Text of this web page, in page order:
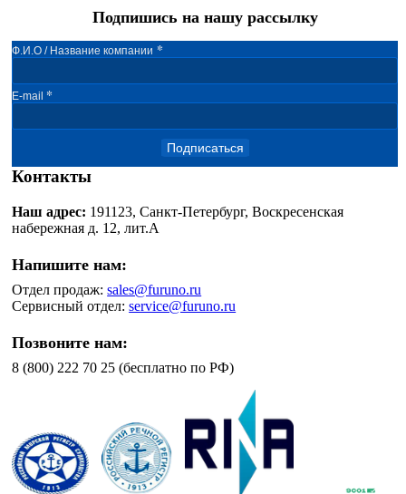
Подпишись на нашу рассылку
Ф.И.О / Название компании *
E-mail *
Подписаться
Контакты
Наш адрес: 191123, Санкт-Петербург, Воскресенская
набережная д. 12, лит.А
Напишите нам:
Отдел продаж:sales@furuno.ru
Сервисный отдел:service@furuno.ru
Позвоните нам:
8 (800) 222 70 25 (бесплатно по РФ)